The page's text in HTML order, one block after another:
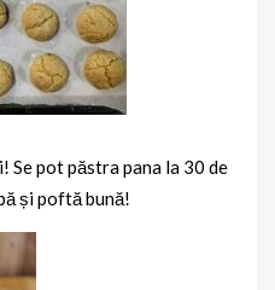
Se pot păstra pana la 30 de
și poftă bună!